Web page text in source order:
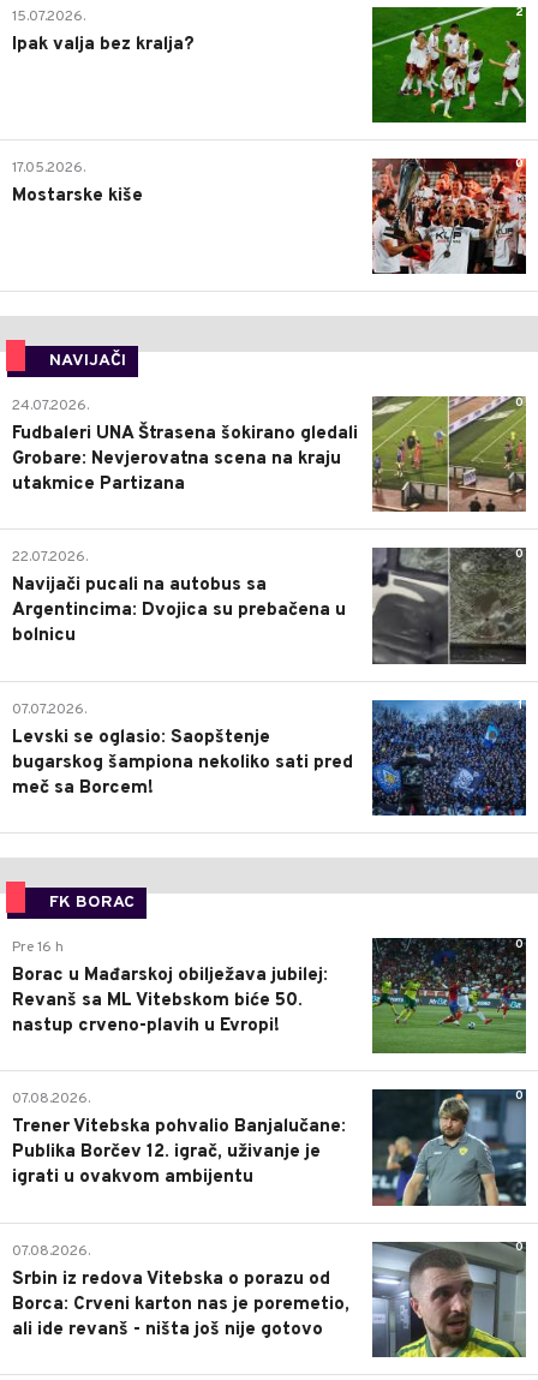
2
15.07.2026.
Ipak valja bez kralja?
0
17.05.2026.
Mostarske kiše
NAVIJAČI
0
24.07.2026.
Fudbaleri UNA Štrasena šokirano gledali
Grobare: Nevjerovatna scena na kraju
utakmice Partizana
0
22.07.2026.
Navijači pucali na autobus sa
Argentincima: Dvojica su prebačena u
bolnicu
1
07.07.2026.
Levski se oglasio: Saopštenje
bugarskog šampiona nekoliko sati pred
meč sa Borcem!
FK BORAC
0
Pre 16 h
Borac u Mađarskoj obilježava jubilej:
Revanš sa ML Vitebskom biće 50.
nastup crveno-plavih u Evropi!
0
07.08.2026.
Trener Vitebska pohvalio Banjalučane:
Publika Borčev 12. igrač, uživanje je
igrati u ovakvom ambijentu
0
07.08.2026.
Srbin iz redova Vitebska o porazu od
Borca: Crveni karton nas je poremetio,
ali ide revanš - ništa još nije gotovo